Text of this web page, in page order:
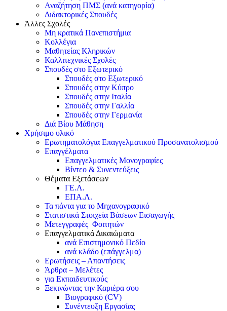
Αναζήτηση ΠΜΣ (ανά κατηγορία)
Διδακτορικές Σπουδές
Άλλες Σχολές
Μη κρατικά Πανεπιστήμια
Κολλέγια
Μαθητείας Κληρικών
Καλλιτεχνικές Σχολές
Σπουδές στο Εξωτερικό
Σπουδές στο Εξωτερικό
Σπουδές στην Κύπρο
Σπουδές στην Ιταλία
Σπουδές στην Γαλλία
Σπουδές στην Γερμανία
Διά Βίου Μάθηση
Χρήσιμο υλικό
Ερωτηματολόγια Επαγγελματικού Προσανατολισμού
Επαγγέλματα
Επαγγελματικές Μονογραφίες
Βίντεο & Συνεντεύξεις
Θέματα Εξετάσεων
ΓΕ.Λ.
ΕΠΑ.Λ.
Τα πάντα για το Μηχανογραφικό
Στατιστικά Στοιχεία Βάσεων Εισαγωγής
Μετεγγραφές Φοιτητών
Επαγγελματικά Δικαιώματα
ανά Επιστημονικό Πεδίο
ανά κλάδο (επάγγελμα)
Ερωτήσεις – Απαντήσεις
Άρθρα – Μελέτες
για Εκπαιδευτικούς
Ξεκινώντας την Καριέρα σου
Βιογραφικό (CV)
Συνέντευξη Εργασίας